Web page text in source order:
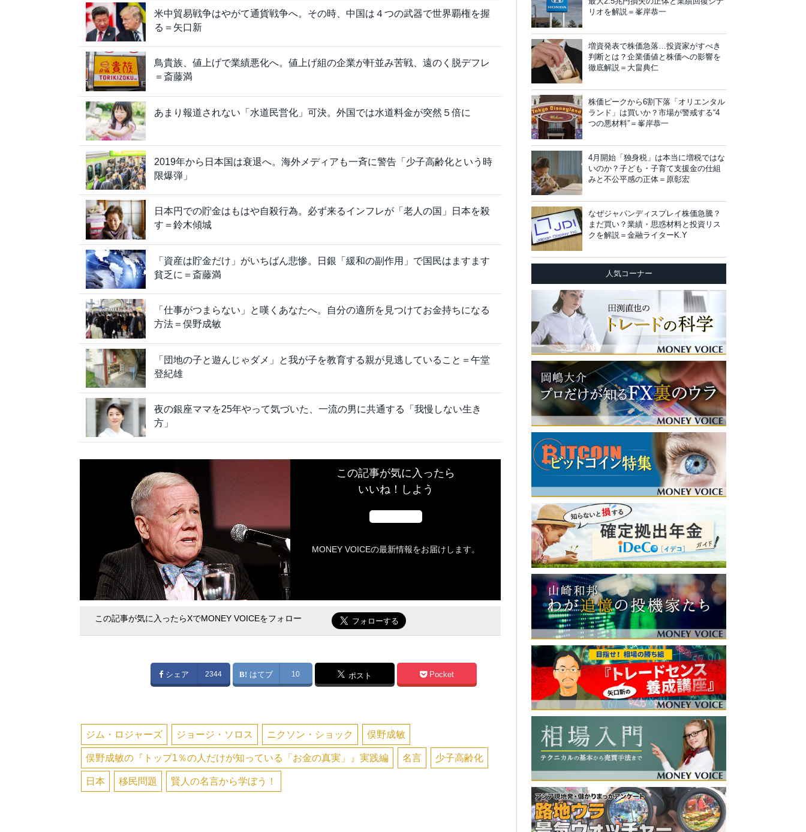
米中貿易戦争はやがて通貨戦争へ。その時、中国は４つの武器で世界覇権を握
る＝矢口新
鳥貴族、値上げで業績悪化へ。値上げ組の企業が軒並み苦戦、遠のく脱デフレ
＝斎藤満
あまり報道されない「水道民営化」可決。外国では水道料金が突然５倍に
2019年から日本国は衰退へ。海外メディアも一斉に警告「少子高齢化という時
限爆弾」
日本円での貯金はもはや自殺行為。必ず来るインフレが「老人の国」日本を殺
す＝鈴木傾城
「資産は貯金だけ」がいちばん悲惨。日銀「緩和の副作用」で国民はますます
貧乏に＝斎藤満
「仕事がつまらない」と嘆くあなたへ。自分の適所を見つけてお金持ちになる
方法＝俣野成敏
「団地の子と遊んじゃダメ」と我が子を教育する親が見逃していること＝午堂
登紀雄
夜の銀座ママを25年やって気づいた、一流の男に共通する「我慢しない生き
方」
この記事が気に入ったら
いいね！しよう
MONEY VOICEの最新情報をお届けします。
この記事が気に入ったらXでMONEY VOICEをフォロー
シェア 2344 はてブ 10 ポスト Pocket
ジム・ロジャーズ ジョージ・ソロス ニクソン・ショック 俣野成敏
俣野成敏の『トップ1％の人だけが知っている「お金の真実」』実践編 名言 少子高齢化
日本 移民問題 賢人の名言から学ぼう！
リオを解説＝峯岸恭一
増資発表で株価急落…投資家がすべき
判断とは？企業価値と株価への影響を
徹底解説＝大畠典仁
株価ピークから6割下落「オリエンタル
ランド」は買いか？市場が警戒する“4
つの悪材料”＝峯岸恭一
4月開始「独身税」は本当に増税ではな
いのか？子ども・子育て支援金の仕組
みと不公平感の正体＝原彰宏
なぜジャパンディスプレイ株価急騰？
まだ買い？業績・思惑材料と投資リス
クを解説＝金融ライターK.Y
人気コーナー